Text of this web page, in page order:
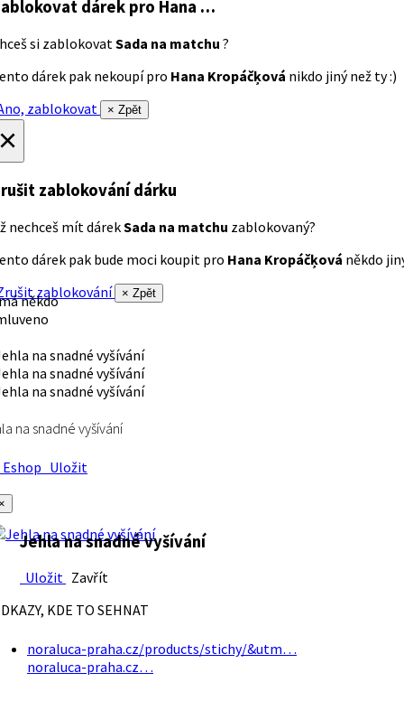
dárek pro Hana …
si zablokovatSada na matchu ?
dárek pak nekoupí pro Hana Kropáčķová nikdo jiný než ty :)
zablokovat
× Zpět
zablokování dárku
nechceš mít dárekSada na matchu zablokovaný?
dárek pak bude moci koupit pro Hana Kropáčķová někdo
zablokování
× Zpět
někdo
na snadné vyšívání
Uložit
Jehla na snadné vyšívání
Uložit Zavřít
KDE TO SEHNAT
noraluca-praha.cz/products/stichy/&utm…
noraluca-praha.cz…